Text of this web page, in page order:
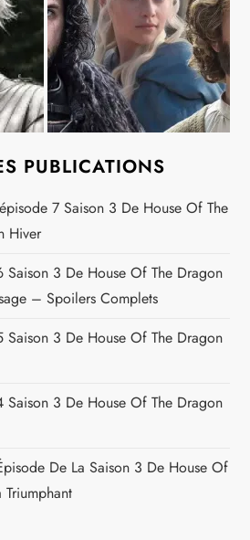
PUBLICATIONS
7 Saison 3 De House Of The
Hiver
Saison 3 De House Of The Dragon
– Spoilers Complets
Saison 3 De House Of The Dragon
Saison 3 De House Of The Dragon
De La Saison 3 De House Of